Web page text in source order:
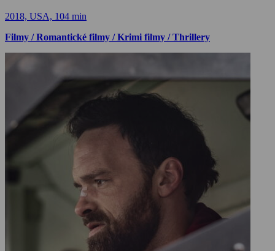
2018, USA, 104 min
Filmy / Romantické filmy / Krimi filmy / Thrillery